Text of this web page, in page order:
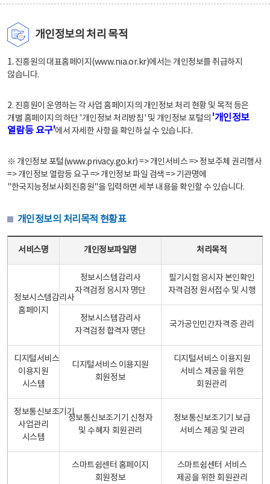
개인정보의 처리 목적
1. 진흥원의 대표홈페이지(www.nia.or.kr)에서는 개인정보를 취급하지
않습니다.
2. 진흥원이 운영하는 각 사업 홈페이지의 개인정보 처리 현황 및 목적 등은
개별 홈페이지의 하단 '개인정보 처리방침' 및 개인정보 포털의 '개인정보
열람등 요구'에서 자세한 사항을 확인하실 수 있습니다.
※ 개인정보 포털(www.privacy.go.kr) => 개인서비스 => 정보주체 권리행사
=> 개인정보 열람등 요구 => 개인정보 파일 검색 => 기관명에
"한국지능정보사회진흥원"을 입력하면 세부 내용을 확인할 수 있습니다.
개인정보의 처리목적 현황표
서비스명 개인정보파일명 처리목적
정보시스템감리사
홈페이지
정보시스템감리사
자격검정 응시자 명단
필기시험 응시자 본인확인
자격검정 원서접수 및 시행
정보시스템감리사
자격검정 합격자 명단
국가공인민간자격증 관리
디지털서비스
이용지원
시스템
디지털서비스 이용지원
회원정보
디지털서비스 이용지원
서비스 제공을 위한
회원관리
정보통신보조기기
사업관리
시스템
정보통신보조기기 신청자
및 수혜자 회원관리
정보통신보조기기 보급
서비스 제공 및 관리
스마트쉼센터 홈페이지
회원정보
스마트쉼센터 서비스
제공을 위한 회원관리